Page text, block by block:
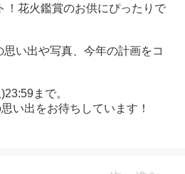
！花火鑑賞のお供にぴったりで
い出や写真、今年の計画をコ
まで。
い出をお待ちしています！